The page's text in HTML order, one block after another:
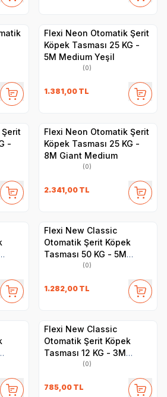
Flexi Neon Otomatik Şerit
Köpek Tasması 25 KG -
5M Medium Yeşil
(0)
1.381,00 TL
-
Flexi Neon Otomatik Şerit
Köpek Tasması 25 KG -
8M Giant Medium
(0)
2.341,00 TL
Flexi New Classic
Otomatik Şerit Köpek
Tasması 50 KG - 5M
Large Siyah
(0)
1.282,00 TL
Flexi New Classic
Otomatik Şerit Köpek
Tasması 12 KG - 3M
XSmall Kırmızı
(0)
785,00 TL